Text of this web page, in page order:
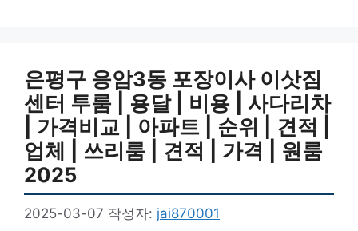
은평구 응암3동 포장이사 이삿짐
센터 투룸 | 용달 | 비용 | 사다리차
| 가격비교 | 아파트 | 순위 | 견적 |
업체 | 쓰리룸 | 견적 | 가격 | 원룸
2025
2025-03-07 작성자: jai870001